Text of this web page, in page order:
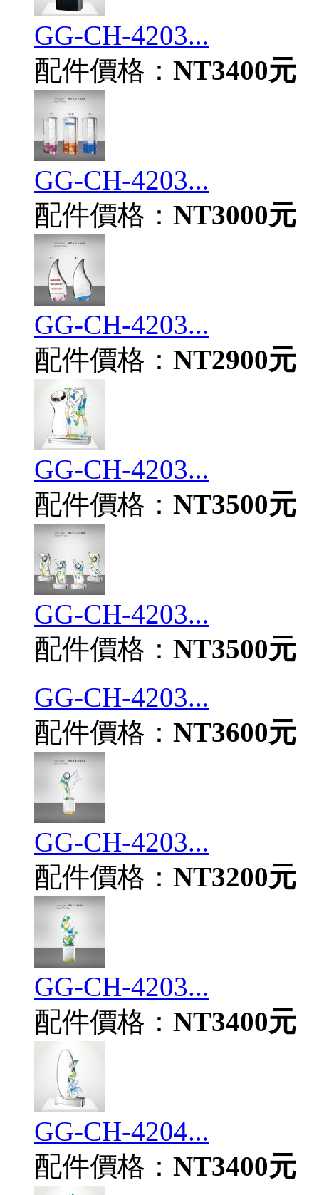
GG-CH-4203...
配件價格： NT3400元
GG-CH-4203...
配件價格： NT3000元
GG-CH-4203...
配件價格： NT2900元
GG-CH-4203...
配件價格： NT3500元
GG-CH-4203...
配件價格： NT3500元
GG-CH-4203...
配件價格： NT3600元
GG-CH-4203...
配件價格： NT3200元
GG-CH-4203...
配件價格： NT3400元
GG-CH-4204...
配件價格： NT3400元